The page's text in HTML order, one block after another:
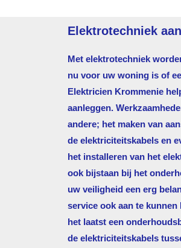
Elektrotechniek
Met elektrotechniek
nu voor uw woning is of
Elektricien Krommenie
aanleggen.
andere; het maken van
de elektriciteitskabels en
het installeren van het
ook bijstaan bij het
uw veiligheid een erg
service ook aan te
het laatst een
de elektriciteitskabels